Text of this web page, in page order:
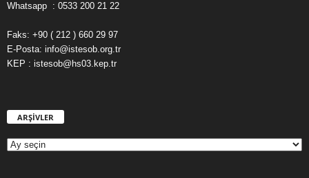
Whatsapp : 0533 200 21 22
Faks: +90 ( 212 ) 660 29 97
E-Posta: info@istesob.org.tr
KEP : istesob@hs03.kep.tr
ARŞİVLER